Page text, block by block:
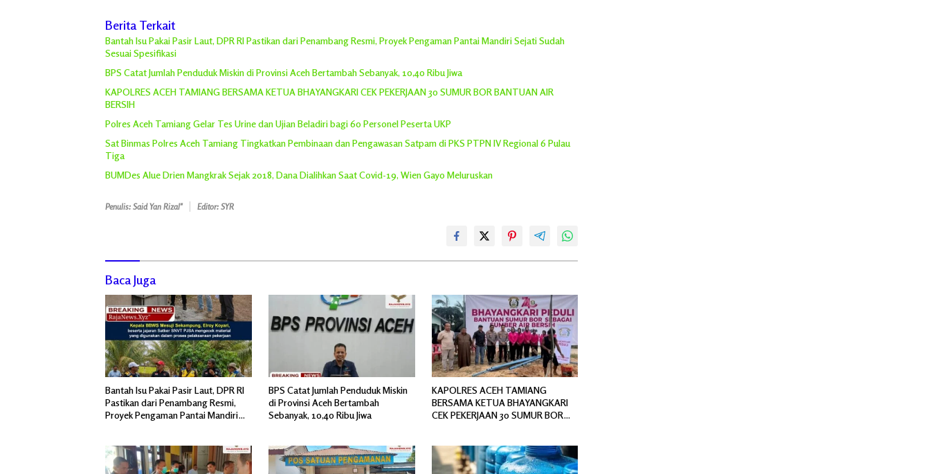
Berita Terkait
Bantah Isu Pakai Pasir Laut, DPR RI Pastikan dari Penambang Resmi, Proyek Pengaman Pantai Mandiri Sejati Sudah
Sesuai Spesifikasi
BPS Catat Jumlah Penduduk Miskin di Provinsi Aceh Bertambah Sebanyak, 10,40 Ribu Jiwa
KAPOLRES ACEH TAMIANG BERSAMA KETUA BHAYANGKARI CEK PEKERJAAN 30 SUMUR BOR BANTUAN AIR
BERSIH
Polres Aceh Tamiang Gelar Tes Urine dan Ujian Beladiri bagi 60 Personel Peserta UKP
Sat Binmas Polres Aceh Tamiang Tingkatkan Pembinaan dan Pengawasan Satpam di PKS PTPN IV Regional 6 Pulau
Tiga
BUMDes Alue Drien Mangkrak Sejak 2018, Dana Dialihkan Saat Covid-19, Wien Gayo Meluruskan
Penulis: Said Yan Rizal" Editor: SYR
Baca Juga
Bantah Isu Pakai Pasir Laut, DPR RI
Pastikan dari Penambang Resmi,
Proyek Pengaman Pantai Mandiri
BPS Catat Jumlah Penduduk Miskin
di Provinsi Aceh Bertambah
Sebanyak, 10,40 Ribu Jiwa
KAPOLRES ACEH TAMIANG
BERSAMA KETUA BHAYANGKARI
CEK PEKERJAAN 30 SUMUR BOR